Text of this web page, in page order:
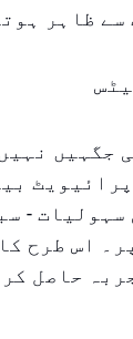
ظاہر
جگہیں
-
اس طرح
حاصل